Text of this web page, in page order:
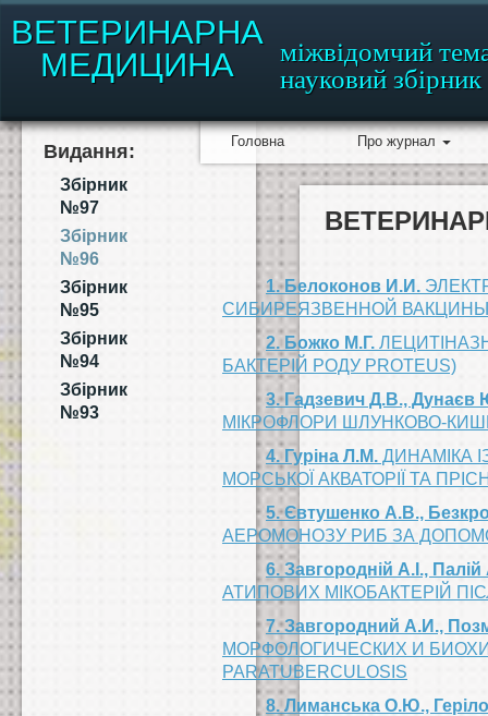
ВЕТЕРИНАРНА
МЕДИЦИНА
міжвідомчий
науковий збірник
Видання:
Збірник
№97
Збірник
№96
Збірник
№95
Збірник
№94
Збірник
№93
Головна Про журнал
1. Белоконов И.И.
СИБИРЕЯЗВЕННОЙ
2. Божко М.Г.
БАКТЕРІЙ РОДУ PROTEUS)
3. Гадзевич Д.В., Дунаєв
МІКРОФЛОРИ ШЛУНКОВО-
4. Гуріна Л.М. ДИНАМІКА
МОРСЬКОЇ АКВАТОРІЇ ТА
5. Євтушенко А.В.,
АЕРОМОНОЗУ РИБ ЗА
6. Завгородній А.І.,
АТИПОВИХ МІКОБАКТЕРІЙ
7. Завгородний А.И.,
МОРФОЛОГИЧЕСКИХ И
PARATUBERCULOSIS
8. Лиманська О.Ю.,